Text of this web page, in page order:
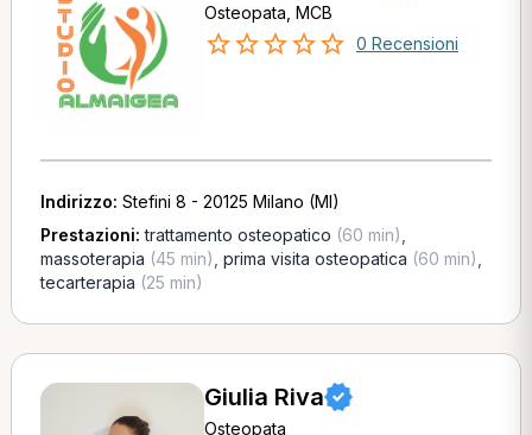
Osteopata, MCB
0 Recensioni
Indirizzo: Stefini 8 - 20125 Milano (MI)
Prestazioni:trattamento osteopatico (60 min)
massoterapia (45 min) prima visita osteopatica (60 min)
tecarterapia (25 min)
Giulia Riva
Osteopata